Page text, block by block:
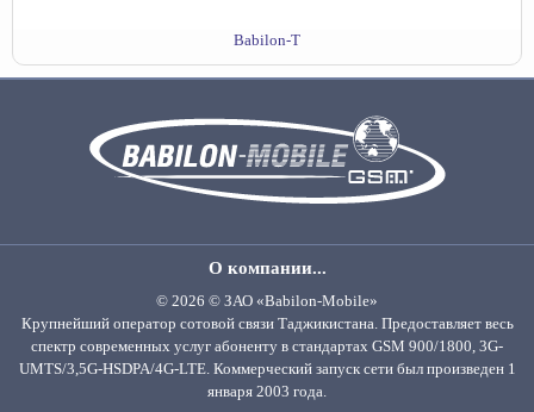
Babilon-T
О компании...
© 2026 © ЗАО «Babilon-Mobile»
Крупнейший оператор сотовой связи Таджикистана. Предоставляет весь
спектр современных услуг абоненту в стандартах GSM 900/1800, 3G-
UMTS/3,5G-HSDPA/4G-LTE. Коммерческий запуск сети был произведен 1
января 2003 года.